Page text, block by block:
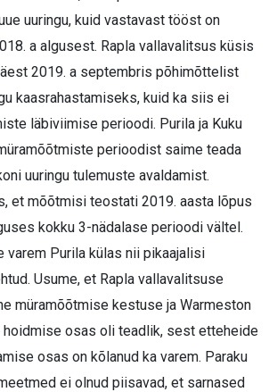
uuringu, kuid vastavast tööst on
a algusest. Rapla vallavalitsus küsis
2019. a septembris põhimõttelist
kaasrahastamiseks, kuid ka siis ei
läbiviimise perioodi. Purila ja Kuku
perioodist saime teada
uuringu tulemuste avaldamist.
et mõõtmisi teostati 2019. aasta lõpus
kokku 3-nädalase perioodi vältel.
varem Purila külas nii pikaajalisi
Usume, et Rapla vallavalitsuse
müramõõtmise kestuse ja Warmeston
hoidmise osas oli teadlik, sest etteheide
osas on kõlanud ka varem. Paraku
ei olnud piisavad, et sarnased